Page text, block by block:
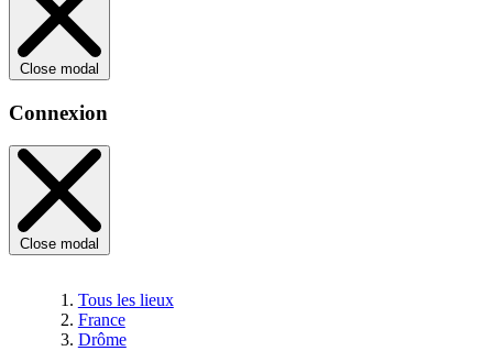
Close modal
Connexion
Close modal
Tous les lieux
France
Drôme